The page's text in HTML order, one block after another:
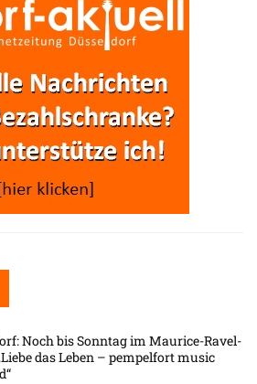
Noch bis Sonntag im Maurice-Ravel-
das Leben – pempelfort music